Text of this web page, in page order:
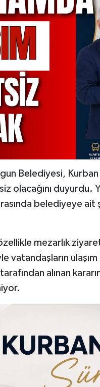
Belediyesi,
olacağını duyurdu.
belediyeye ait
mezarlık
vatandaşların
alınan